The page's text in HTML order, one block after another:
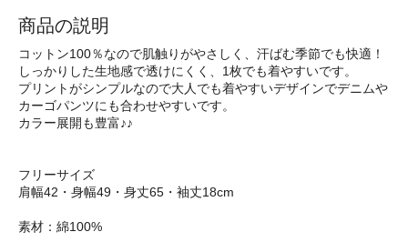
商品の説明
コットン100％なので肌触りがやさしく、汗ばむ季節でも快適！
しっかりした生地感で透けにくく、1枚でも着やすいです。
プリントがシンプルなので大人でも着やすいデザインでデニムや
カーゴパンツにも合わせやすいです。
カラー展開も豊富♪♪
フリーサイズ
肩幅42・身幅49・身丈65・袖丈18cm
素材：綿100%